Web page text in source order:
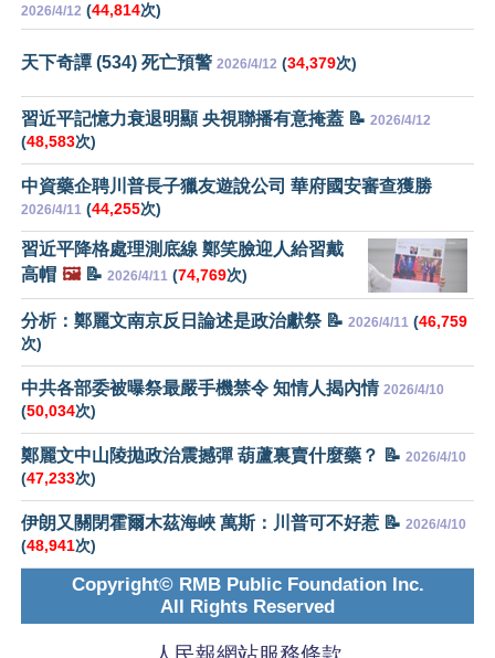
2026/4/12 (44,814次)
天下奇譚 (534) 死亡預警 2026/4/12 (34,379次)
習近平記憶力衰退明顯 央視聯播有意掩蓋 📝 2026/4/12
(48,583次)
中資藥企聘川普長子獵友遊說公司 華府國安審查獲勝
2026/4/11 (44,255次)
習近平降格處理測底線 鄭笑臉迎人給習戴
高帽 🖼️📝 2026/4/11 (74,769次)
分析：鄭麗文南京反日論述是政治獻祭 📝 2026/4/11 (46,759
次)
中共各部委被曝祭最嚴手機禁令 知情人揭內情 2026/4/10
(50,034次)
鄭麗文中山陵拋政治震撼彈 葫蘆裏賣什麼藥？ 📝 2026/4/10
(47,233次)
伊朗又關閉霍爾木茲海峽 萬斯：川普可不好惹 📝 2026/4/10
(48,941次)
Copyright© RMB Public Foundation Inc.
All Rights Reserved